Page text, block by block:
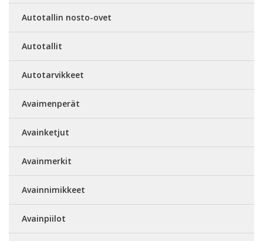
Autotallin nosto-ovet
Autotallit
Autotarvikkeet
Avaimenperät
Avainketjut
Avainmerkit
Avainnimikkeet
Avainpiilot